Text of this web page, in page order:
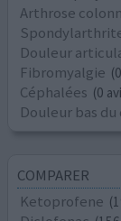
Arthrose
Douleur
Fibromyalgie
Céphalées (0
Douleur bas du
COMPARER
Ketoprofene